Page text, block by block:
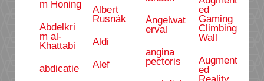
m Honing
Abdelkri
m al-
Khattabi
abdicatie
Albert
Rusnák
Aldi
Alef
Ángelwat
erval
angina
pectoris
ed
Gaming
Climbing
Wall
Augment
ed
Reality